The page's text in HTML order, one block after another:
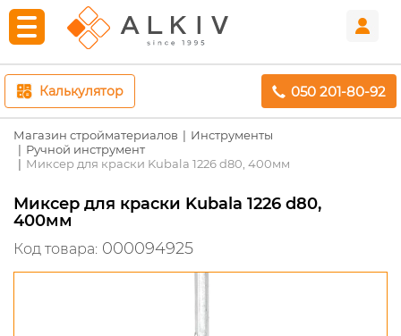
Калькулятор 050 201-80-92
Магазин стройматериалов
Инструменты
Ручной инструмент
Миксер для краски Kubala 1226 d80, 400мм
Миксер для краски Kubala 1226 d80,
400мм
Код товара: 000094925